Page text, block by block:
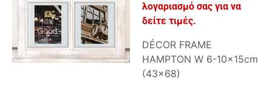
λογαριασμό σας για να
δείτε τιμές.
DÉCOR FRAME
HAMPTON W 6-10x15cm
(43×68)